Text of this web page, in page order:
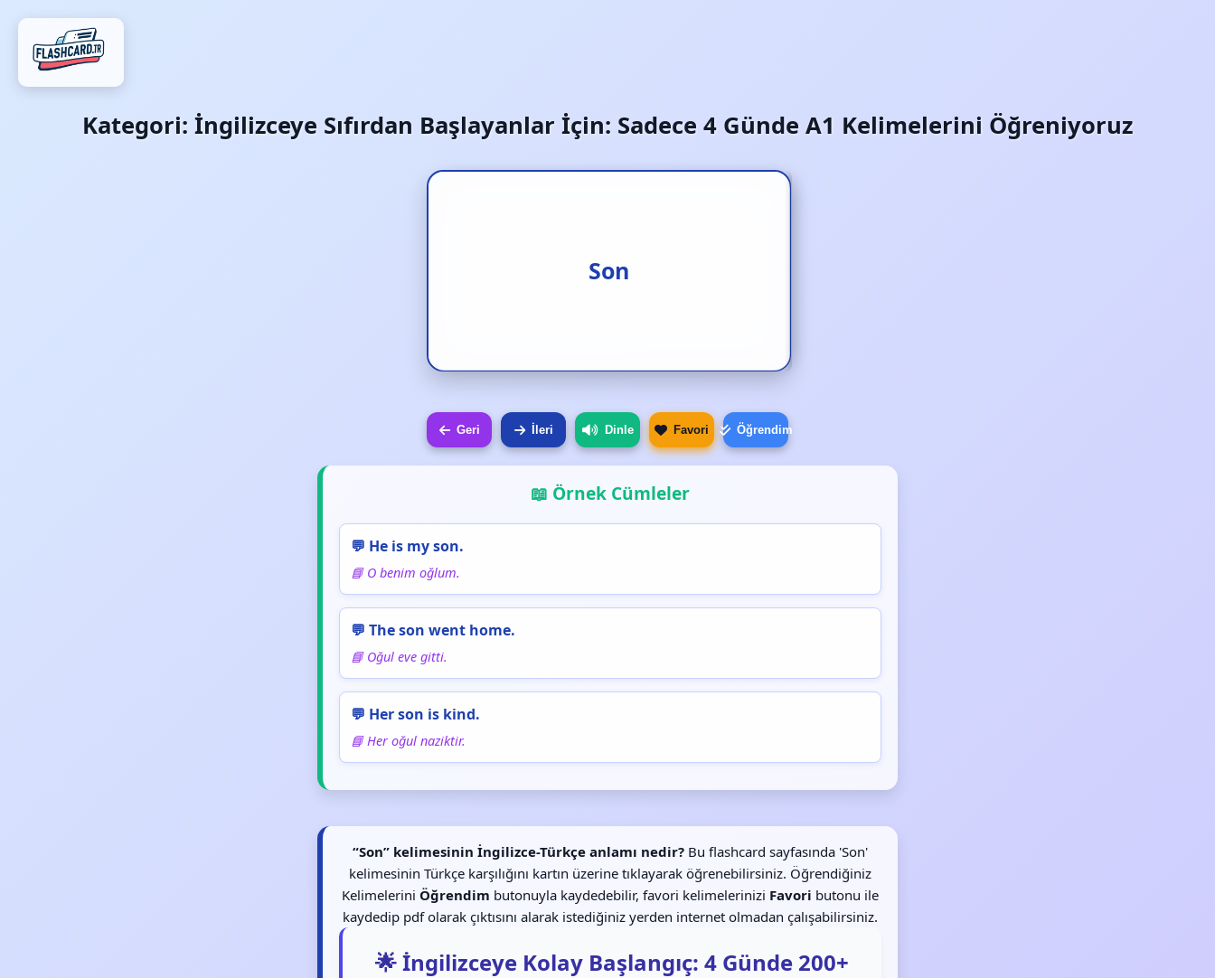
Kategori: İngilizceye Sıfırdan Başlayanlar İçin: Sadece 4 Günde A1 Kelimelerini Öğreniyoruz
Son
Oğul
Geri İleri Dinle Favori Öğrendim
📖 Örnek Cümleler
💬 He is my son.
📘 O benim oğlum.
💬 The son went home.
📘 Oğul eve gitti.
💬 Her son is kind.
📘 Her oğul naziktir.
“Son” kelimesinin İngilizce-Türkçe anlamı nedir? Bu flashcard sayfasında 'Son'
kelimesinin Türkçe karşılığını kartın üzerine tıklayarak öğrenebilirsiniz. Öğrendiğiniz
Kelimelerini Öğrendim butonuyla kaydedebilir, favori kelimelerinizi Favori butonu ile
kaydedip pdf olarak çıktısını alarak istediğiniz yerden internet olmadan çalışabilirsiniz.
🌟 İngilizceye Kolay Başlangıç: 4 Günde 200+